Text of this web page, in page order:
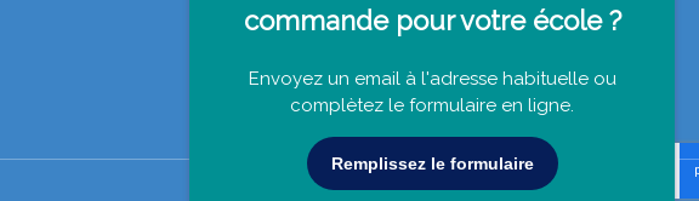
commande pour votre école ?
Envoyez un email à l'adresse habituelle ou
complètez le formulaire en ligne.
Remplissez le formulaire
avec les réglementations. Personnalisez vos préférences pour